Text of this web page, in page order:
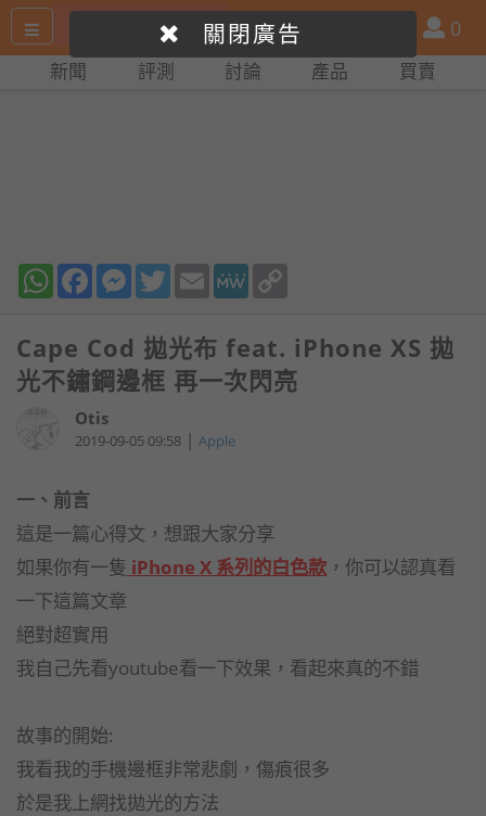
尋
產
品
比
會
員
0
新聞 評測 討論 產品 買賣
WhatsAppFacebookMessenger
TwitterEmail MeWe
Cape Cod 拋光布 feat. iPhone XS 拋
光不鏽鋼邊框 再一次閃亮
Otis
2019-09-05 09:58 | Apple
一、前言
這是一篇心得文，想跟大家分享
如果你有一隻 iPhone X 系列的白色款 ，你可以認真看
一下這篇文章
絕對超實用
我自己先看youtube看一下效果，看起來真的不錯
故事的開始:
我看我的手機邊框非常悲劇，傷痕很多
於是我上網找拋光的方法
關閉廣告